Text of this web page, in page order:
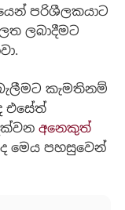
පරිශීලකයාට
ලබාදීමට
කැමතිනම්
එසේත්
අනෙකුත්
මෙය පහසුවෙන්